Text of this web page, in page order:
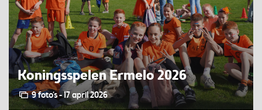
Koningsspelen Ermelo 2026
9 foto‘s - 17 april 2026